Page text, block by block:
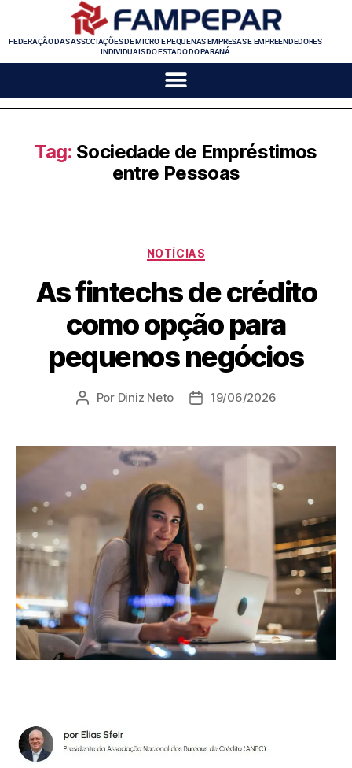
FEDERAÇÃO DAS ASSOCIAÇÕES DE MICRO E PEQUENAS EMPRESAS E EMPREENDEDORES
INDIVIDUAIS DO ESTADO DO PARANÁ
Tag: Sociedade de Empréstimos
entre Pessoas
NOTÍCIAS
As fintechs de crédito
como opção para
pequenos negócios
Por Diniz Neto 19/06/2026